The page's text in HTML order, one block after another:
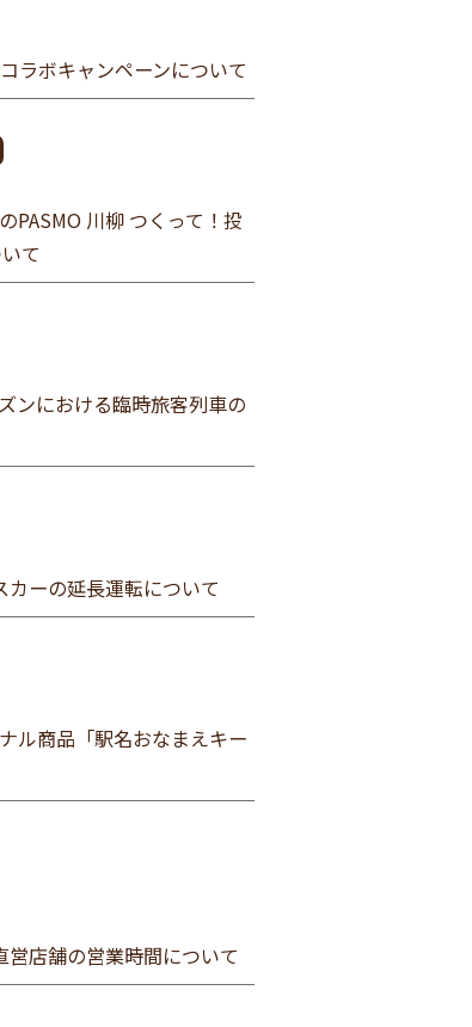
ラボキャンペーンについて
PASMO 川柳 つくって！投
て
ンにおける臨時旅客列車の
ーの延長運転について
ル商品「駅名おなまえキー
営店舗の営業時間について